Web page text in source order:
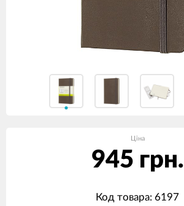
Ціна
945 грн.
Код товара: 6197